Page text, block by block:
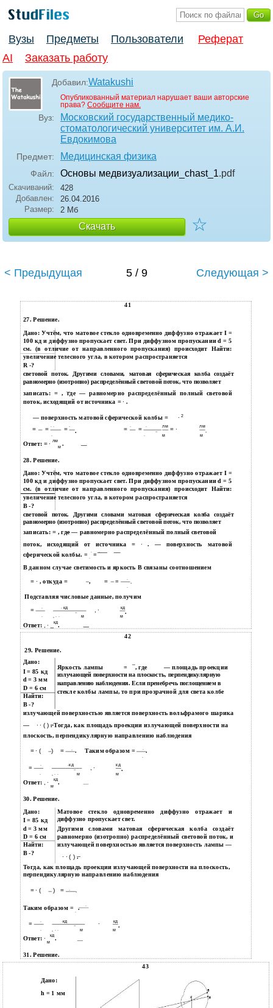
Вузы Предметы Пользователи
Реферат
AI
Заказать работу
Добавил:Watakushi
Опубликованный материал нарушает ваши авторские
права? Сообщите нам.
Вуз:
Московский государственный медико-
стоматологический университет им. А.И.
Евдокимова
Предмет: Медицинская физика
Файл: Основы медвизуализации_chast_1.pdf
Скачиваний:
428
Добавлен:
26.04.2016
Размер:
2 Мб
Скачать ☆
< Предыдущая 5 / 9 Следующая >
41
27. Решение.
Дано: Учтём, что матовое стекло одновременно диффузно отражает I =
100 кд и диффузно пропускает свет. При диффузном пропускании d = 5
см. (в отличие от направленного пропускания) происходит Найти:
увеличение телесного угла, в котором распространяется
R -?
световой поток. Другими словами, матовая сферическая колба создаёт
равномерно (изотропно) распределённый световой поток, что позволяет
записать:=, где — равномерно распределённый полный световой
поток, исходящий от источника = ∙ .
— поверхность матовой сферической колбы = ∙2
= = ∙ ∙ = ∙ = ∙ = ∙ лм = ∙ лм
. .
∙
−
м м
∙
Ответ: = ∙ лм
м.
28. Решение.
Дано: Учтём, что матовое стекло одновременно диффузно отражает I =
100 кд и диффузно пропускает свет. При диффузном пропускании d = 5
см. (в отличие от направленного пропускания) происходит Найти:
увеличение телесного угла, в котором распространяется
B -?
световой поток. Другими словами матовая сферическая колба создаёт
равномерно (изотропно) распределённый световой поток, что позволяет
записать: = , где — равномерно распределённый полный световой
поток, исходящий от источника= ∙. — поверхность матовой
сферической колбы. = ∙
∙ =∙
В данном случае светимость и яркость B связаны соотношением
= ∙ , откуда= , = = ∙ .
∙
Подставляя числовые данные, получим
= ∙ ∙ кд , ∙ кд
.
, ∙ ∙
−
м м
∙
Ответ: , ∙ м
кд.
∙
42
29. Решение.
Дано:
Яркость лампы — площадь проекции
= , где
I = 85 кд излучающей поверхности на плоскость, перпендикулярную
d = 3 мм
направлению наблюдения. Если пренебречь поглощением в
D = 6 см
стекле колбы лампы, то при прозрачной для света колбе
Найти:
B -?
излучающей поверхностью является поверхность вольфрамого шарика
—
∙ ∙ ( ) . Тогда, как площадь проекции излучающей поверхности на
плоскость, перпендикулярную направлению наблюдения
∙
= ∙ ( ) = ∙ . Таким образом = .
∙
= ∙ ∙кд , ∙ кд
.
, ∙ ∙
−
м м
∙
Ответ: , ∙ м
кд.
30. Решение.
Дано:
I = 85 кд
d = 3 мм
D = 6 см
Найти:
B -?
Матовое стекло одновременно диффузно отражает и
диффузно пропускает свет.
Другими словами матовая сферическая колба создаёт
равномерно (изотропно) распределённый световой поток, и
излучающей поверхностью является поверхность лампы —
∙ ∙ ( ) .
Тогда, как площадь проекции излучающей поверхности на плоскость,
перпендикулярную направлению наблюдения
= ∙ ( ) = ∙ .
Таким образом = ∙ .
= ∙ ∙кд ∙ кд
.
, ∙ ∙
−
м м
∙
Ответ: ∙ м
кд.
31. Решение.
43
Дано:
h = 1 мм